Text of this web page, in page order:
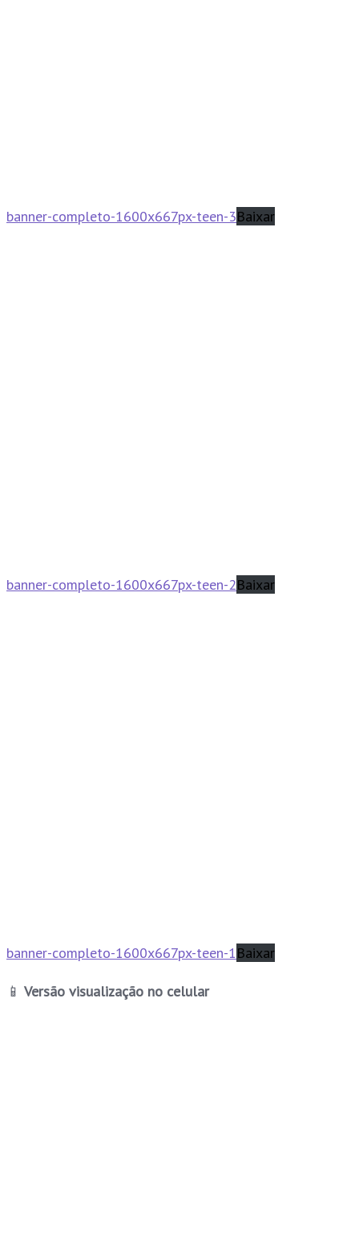
banner-completo-1600x667px-teen-3Baixar
banner-completo-1600x667px-teen-2Baixar
banner-completo-1600x667px-teen-1Baixar
📱 Versão visualização no celular